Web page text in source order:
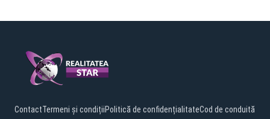
ContactTermeni și condițiiPolitică de confidențialitateCod de conduită